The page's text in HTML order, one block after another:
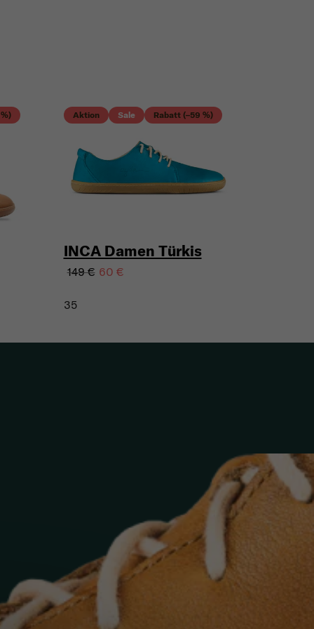
Aktion Sale Rabatt (–59 %)
INCA Damen Türkis
149 € 60 €
35